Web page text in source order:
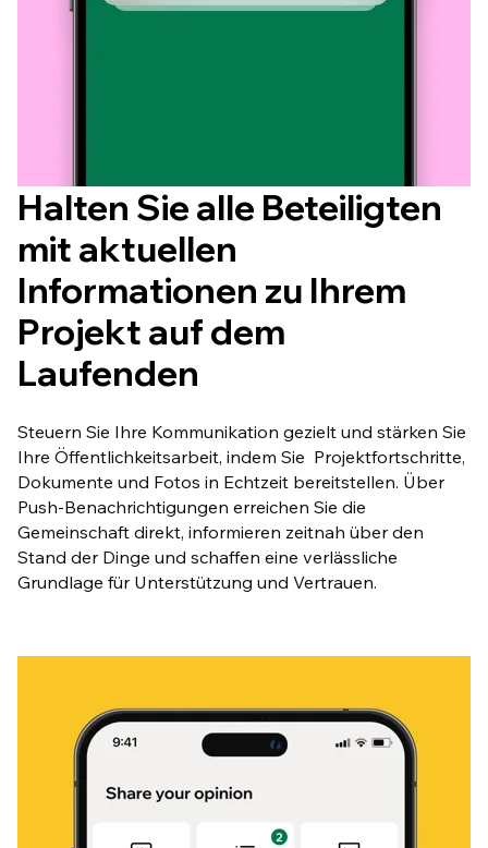
Halten Sie alle Beteiligten
mit aktuellen
Informationen zu Ihrem
Projekt auf dem
Laufenden
Steuern Sie Ihre Kommunikation gezielt und stärken Sie
Ihre Öffentlichkeitsarbeit, indem Sie Projektfortschritte,
Dokumente und Fotos in Echtzeit bereitstellen. Über
Push-Benachrichtigungen erreichen Sie die
Gemeinschaft direkt, informieren zeitnah über den
Stand der Dinge und schaffen eine verlässliche
Grundlage für Unterstützung und Vertrauen.